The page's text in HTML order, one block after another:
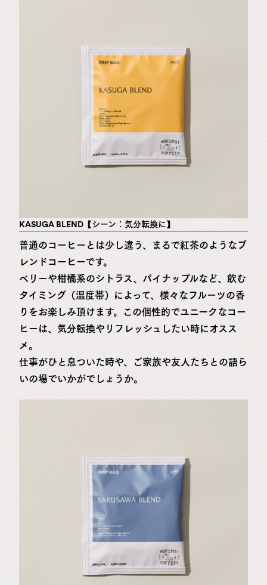
KASUGA BLEND【シーン：気分転換に】
普通のコーヒーとは少し違う、まるで紅茶のようなブ
レンドコーヒーです。
ベリーや柑橘系のシトラス、パイナップルなど、飲む
タイミング（温度帯）によって、様々なフルーツの香
りをお楽しみ頂けます。この個性的でユニークなコー
ヒーは、気分転換やリフレッシュしたい時にオスス
メ。
仕事がひと息ついた時や、ご家族や友人たちとの語ら
いの場でいかがでしょうか。